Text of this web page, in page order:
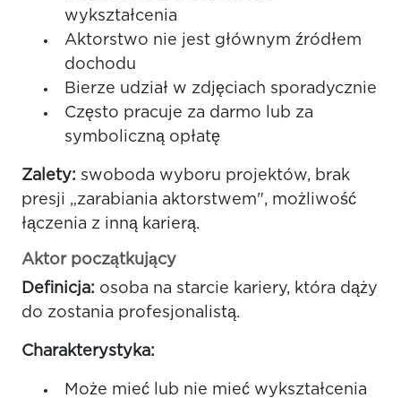
wykształcenia
Aktorstwo nie jest głównym źródłem
dochodu
Bierze udział w zdjęciach sporadycznie
Często pracuje za darmo lub za
symboliczną opłatę
Zalety: swoboda wyboru projektów, brak
presji „zarabiania aktorstwem", możliwość
łączenia z inną karierą.
Aktor początkujący
Definicja: osoba na starcie kariery, która dąży
do zostania profesjonalistą.
Charakterystyka:
Może mieć lub nie mieć wykształcenia